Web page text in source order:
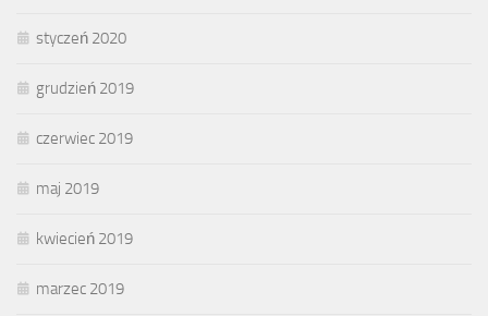
styczeń 2020
grudzień 2019
czerwiec 2019
maj 2019
kwiecień 2019
marzec 2019